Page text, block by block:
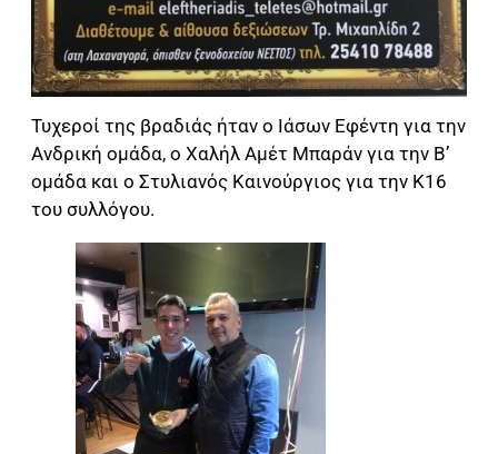
Τυχεροί της βραδιάς ήταν ο Ιάσων Εφέντη για την
Ανδρική ομάδα, ο Χαλήλ Αμέτ Μπαράν για την Β’
ομάδα και ο Στυλιανός Καινούργιος για την Κ16
του συλλόγου.